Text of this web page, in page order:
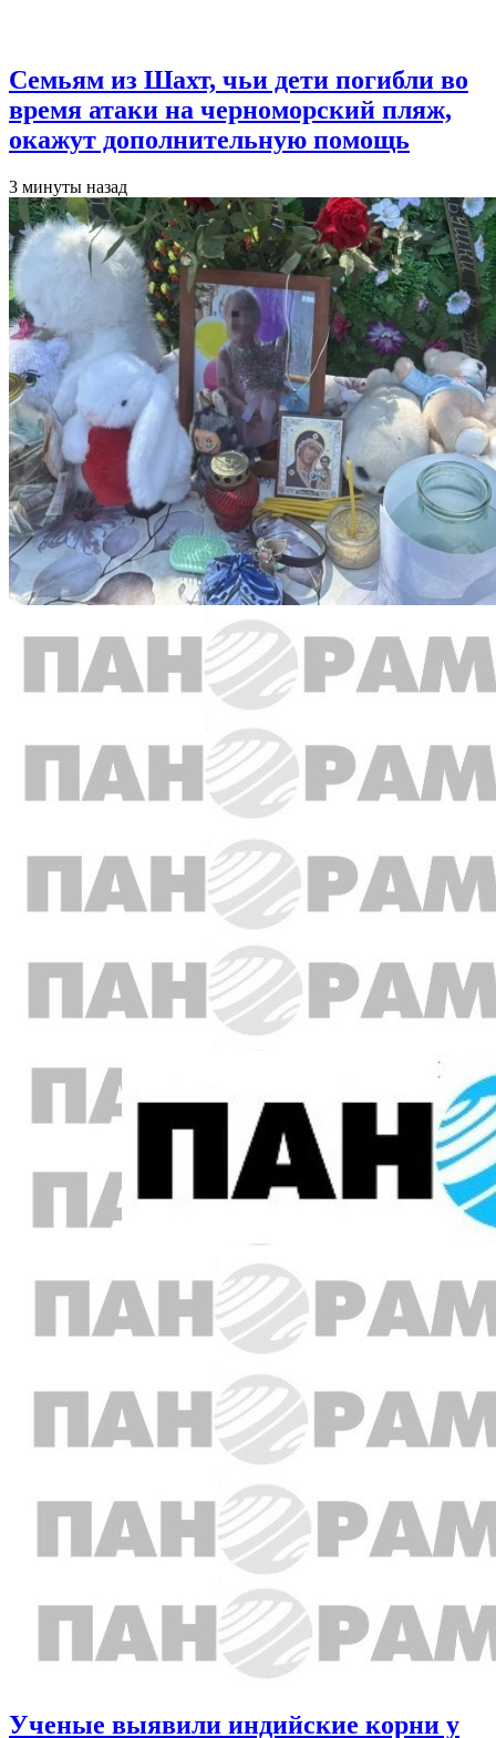
Семьям из Шахт, чьи дети погибли во
время атаки на черноморский пляж,
окажут дополнительную помощь
3 минуты назад
Ученые выявили индийские корни у